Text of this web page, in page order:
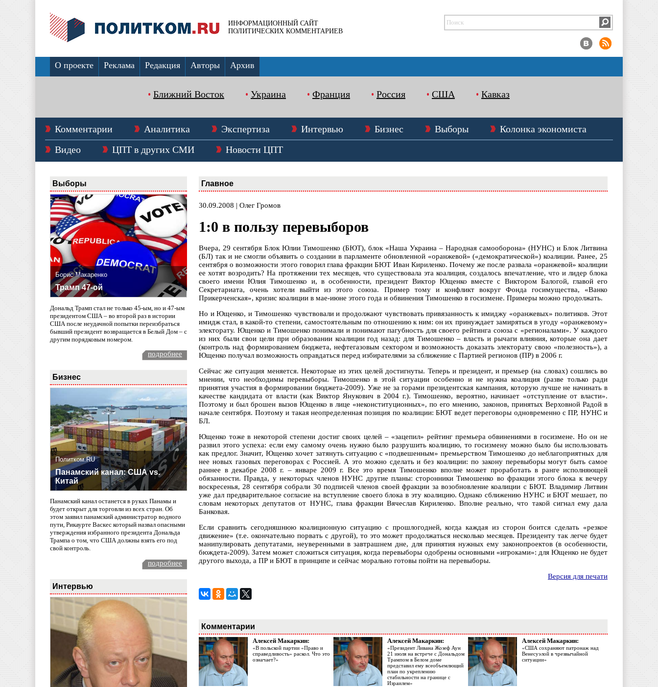
ИНФОРМАЦИОННЫЙ САЙТ
ПОЛИТИЧЕСКИХ КОММЕНТАРИЕВ
О проекте Реклама Редакция Авторы Архив
Ближний Восток Украина Франция Россия США Кавказ
Комментарии Аналитика Экспертиза Интервью Бизнес Выборы
Колонка экономиста
Видео
ЦПТ в других СМИ Новости ЦПТ
Выборы
Борис Макаренко
Трамп 47-ой
Дональд Трамп стал не только 45-ым, но и 47-ым
президентом США – во второй раз в истории
США после неудачной попытки переизбраться
бывший президент возвращается в Белый Дом – с
другим порядковым номером.
подробнее
Бизнес
Политком.RU
Панамский канал: США vs.
Китай
Панамский канал останется в руках Панамы и
будет открыт для торговли из всех стран. Об
этом заявил панамский администратор водного
пути, Рикаурте Васкес который назвал опасными
утверждения избранного президента Дональда
Трампа о том, что США должны взять его под
свой контроль.
подробнее
Интервью
Главное
30.09.2008 | Олег Громов
1:0 в пользу перевыборов
Вчера, 29 сентября Блок Юлии Тимошенко (БЮТ), блок «Наша Украина – Народная самооборона» (НУНС) и Блок Литвина
(БЛ) так и не смогли объявить о создании в парламенте обновленной «оранжевой» («демократической») коалиции. Ранее, 25
сентября о возможности этого говорил глава фракции БЮТ Иван Кириленко. Почему же после развала «оранжевой» коалиции
ее хотят возродить? На протяжении тех месяцев, что существовала эта коалиция, создалось впечатление, что и лидер блока
своего имени Юлия Тимошенко и, в особенности, президент Виктор Ющенко вместе с Виктором Балогой, главой его
Секретариата, очень хотели выйти из этого союза. Пример тому и конфликт вокруг Фонда госимущества, «Ванко
Прикерченская», кризис коалиции в мае-июне этого года и обвинения Тимошенко в госизмене. Примеры можно продолжать.
Но и Ющенко, и Тимошенко чувствовали и продолжают чувствовать привязанность к имиджу «оранжевых» политиков. Этот
имидж стал, в какой-то степени, самостоятельным по отношению к ним: он их принуждает замиряться в угоду «оранжевому»
электорату. Ющенко и Тимошенко понимали и понимают пагубность для своего рейтинга союза с «регионалами». У каждого
из них были свои цели при образовании коалиции год назад: для Тимошенко – власть и рычаги влияния, которые она дает
(контроль над формированием бюджета, нефтегазовым сектором и возможность доказать электорату свою «полезность»), а
Ющенко получал возможность оправдаться перед избирателями за сближение с Партией регионов (ПР) в 2006 г.
Сейчас же ситуация меняется. Некоторые из этих целей достигнуты. Теперь и президент, и премьер (на словах) сошлись во
мнении, что необходимы перевыборы. Тимошенко в этой ситуации особенно и не нужна коалиция (разве только ради
принятия участия в формировании бюджета-2009). Уже не за горами президентская кампания, которую лучше не начинать в
качестве кандидата от власти (как Виктор Янукович в 2004 г.). Тимошенко, вероятно, начинает «отступление от власти».
Поэтому и был брошен вызов Ющенко в лице «неконституционных», по его мнению, законов, принятых Верховной Радой в
начале сентября. Поэтому и такая неопределенная позиция по коалиции: БЮТ ведет переговоры одновременно с ПР, НУНС и
БЛ.
Ющенко тоже в некоторой степени достиг своих целей – «зацепил» рейтинг премьера обвинениями в госизмене. Но он не
развил этого успеха: если ему самому очень нужно было разрушить коалицию, то госизмену можно было бы использовать
как предлог. Значит, Ющенко хочет затянуть ситуацию с «подвешенным» премьерством Тимошенко до неблагоприятных для
нее новых газовых переговорах с Россией. А это можно сделать и без коалиции: по закону перевыборы могут быть самое
раннее в декабре 2008 г. – январе 2009 г. Все это время Тимошенко вполне может проработать в ранге исполняющей
обязанности. Правда, у некоторых членов НУНС другие планы: сторонники Тимошенко во фракции этого блока к вечеру
воскресенья, 28 сентября собрали 30 подписей членов своей фракции за возобновление коалиции с БЮТ. Владимир Литвин
уже дал предварительное согласие на вступление своего блока в эту коалицию. Однако сближению НУНС и БЮТ мешает, по
словам некоторых депутатов от НУНС, глава фракции Вячеслав Кириленко. Вполне реально, что такой сигнал ему дала
Банковая.
Если сравнить сегодняшнюю коалиционную ситуацию с прошлогодней, когда каждая из сторон боится сделать «резкое
движение» (т.е. окончательно порвать с другой), то это может продолжаться несколько месяцев. Президенту так легче будет
манипулировать депутатами, неуверенными в завтрашнем дне, для принятия нужных ему законопроектов (в особенности,
бюждета-2009). Затем может сложиться ситуация, когда перевыборы одобрены основными «игроками»: для Ющенко не будет
другого выхода, а ПР и БЮТ в принципе и сейчас морально готовы пойти на перевыборы.
Версия для печати
Комментарии
Алексей Макаркин:
«В польской партии «Право и
справедливость» раскол. Что это
означает?»
Алексей Макаркин:
«Президент Ливана Жозеф Аун
21 июля на встрече с Дональдом
Трампом в Белом доме
представил ему всеобъемлющий
план по укреплению
стабильности на границе с
Израилем»
Алексей Макаркин:
«США сохраняют патронаж над
Венесуэлой в чрезвычайной
ситуации»